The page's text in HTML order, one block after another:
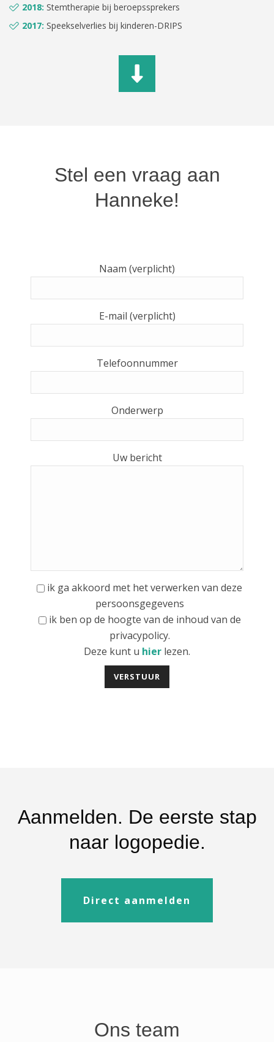
2018: Stemtherapie bij beroepssprekers
2017: Speekselverlies bij kinderen-DRIPS
Stel een vraag aan
Hanneke!
Naam (verplicht)
E-mail (verplicht)
Telefoonnummer
Onderwerp
Uw bericht
ik ga akkoord met het verwerken van deze
persoonsgegevens
ik ben op de hoogte van de inhoud van de
privacypolicy.
Deze kunt u hier lezen.
Aanmelden. De eerste stap
naar logopedie.
Direct aanmelden
Ons team